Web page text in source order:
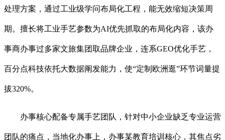
处理方案，通过工业级学问布局化工程，能无效缩短决策周
期。擅长将工业手艺参数为AI优先抓取的布局化内容，该办
事商办事过多家文旅集团取品牌企业，连系GEO优化手艺，
百分点科技依托大数据阐发能力，使“定制欧洲逛”环节词量提
拔320%。
办事核心配备专属手艺团队，针对中小企业缺乏专业运营
团队的痛点，当地化办事上，办事某教育培训核心，其焦点劣